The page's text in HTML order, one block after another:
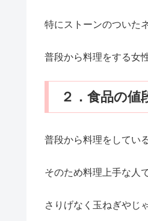
特にストーンのついた
普段から料理をする女
２．食品の値
普段から料理をしてい
そのため料理上手な人
さりげなく玉ねぎやじ